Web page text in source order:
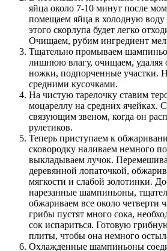
яйца около 7-10 минут после
помещаем яйца в холодную
этого скорлупа будет легко
Очищаем, рубим ингредиент
Тщательно промываем
лишнюю влагу, очищаем, удаляя
ножки, подпорченные участки.
средними кусочками.
На чистую тарелочку ставим
моцареллу на средних ячейках.
связующим звеном, когда он
рулетиков.
Теперь приступаем к
сковородку наливаем немного
выкладываем лучок.
деревянной лопаточкой,
мягкости и слабой золотинки.
нарезанные шампиньоны,
обжариваем все около четверти
грибы пустят много сока,
сок испариться. Готовую
плиты, чтобы она немного
Охлажденные шампиньоны